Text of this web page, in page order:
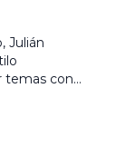
Julián
temas con